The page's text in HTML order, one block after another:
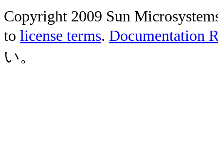
Copyright 2009 Sun
to license terms. Documentation
い。